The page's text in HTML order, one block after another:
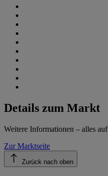
Details zum Markt
Weitere Informationen – alles
Zur Marktseite
Zurück nach oben